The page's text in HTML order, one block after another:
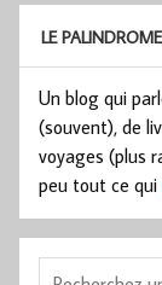
LE
Un blog qui
(souvent), de
voyages (plus
peu tout ce qui